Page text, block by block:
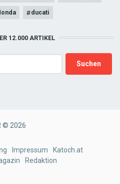
ducati
12.000 ARTIKEL
© 2026
Impressum
Katoch.at
Redaktion